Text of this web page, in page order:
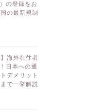
の登録をお
の最新規制
海外在住者
日本への通
デメリット
で一挙解説